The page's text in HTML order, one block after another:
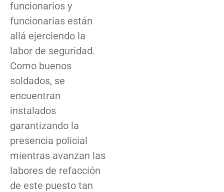
funcionarios y
funcionarias están
allá ejerciendo la
labor de seguridad.
Como buenos
soldados, se
encuentran
instalados
garantizando la
presencia policial
mientras avanzan las
labores de refacción
de este puesto tan